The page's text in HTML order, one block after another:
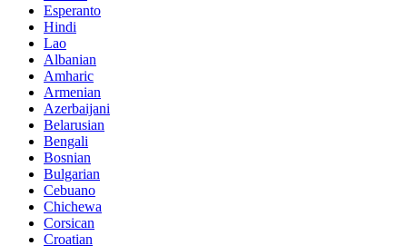
Esperanto
Hindi
Lao
Albanian
Amharic
Armenian
Azerbaijani
Belarusian
Bengali
Bosnian
Bulgarian
Cebuano
Chichewa
Corsican
Croatian